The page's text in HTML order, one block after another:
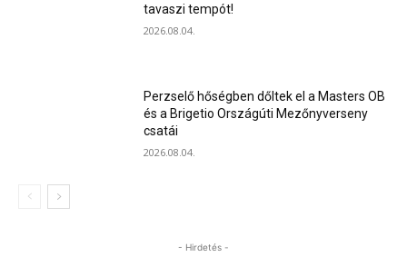
tavaszi tempót!
2026.08.04.
Perzselő hőségben dőltek el a Masters OB
és a Brigetio Országúti Mezőnyverseny
csatái
2026.08.04.
- Hirdetés -